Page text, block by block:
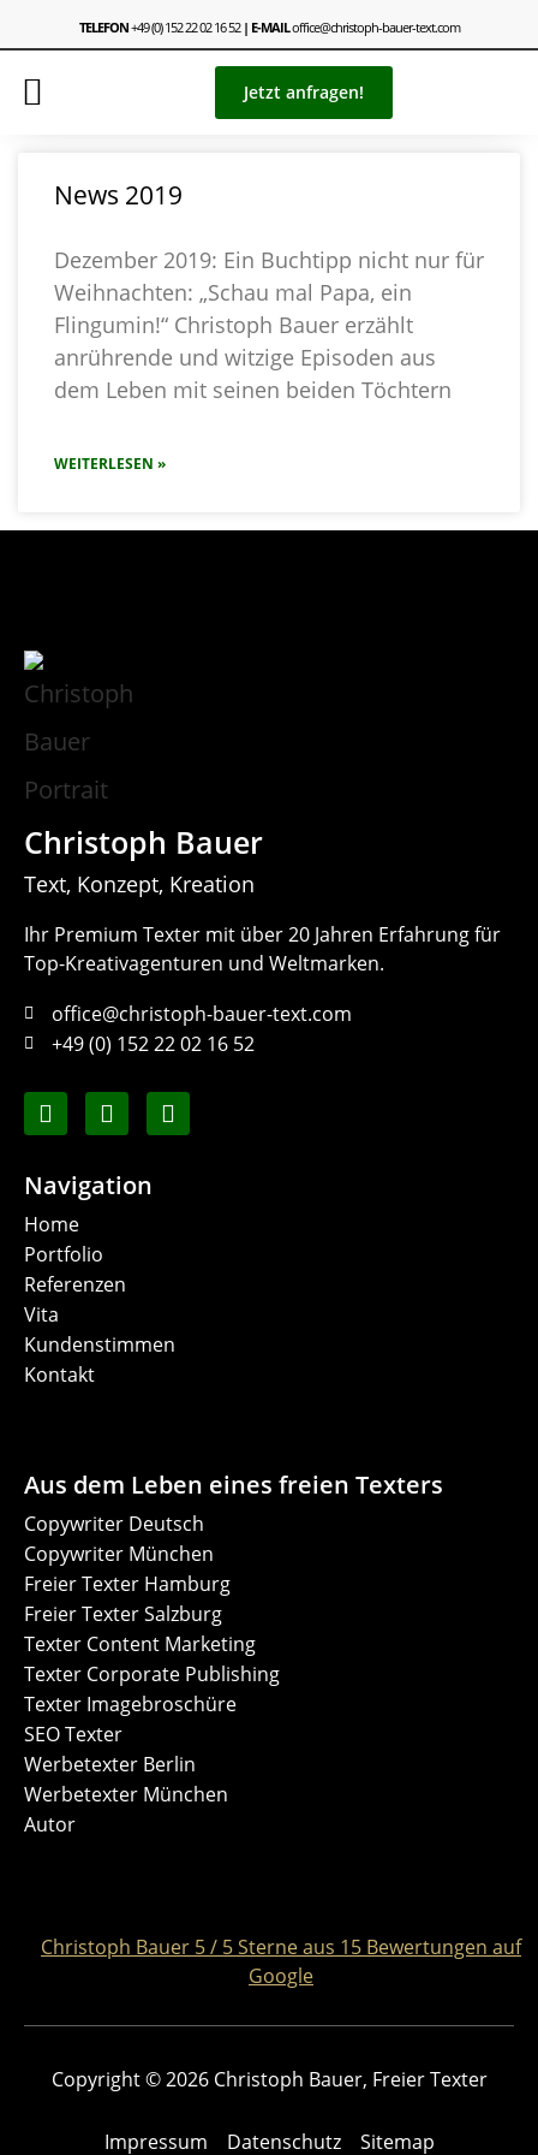
TELEFON+49 (0) 152 22 02 16 52| E-MAILoffice@christoph-bauer-text.com
Jetzt anfragen!
News 2019
Dezember 2019: Ein Buchtipp nicht nur für
Weihnachten: „Schau mal Papa, ein
Flingumin!“ Christoph Bauer erzählt
anrührende und witzige Episoden aus
dem Leben mit seinen beiden Töchtern
WEITERLESEN »
Christoph Bauer
Text, Konzept, Kreation
Ihr Premium Texter mit über 20 Jahren Erfahrung für
Top-Kreativagenturen und Weltmarken.
office@christoph-bauer-text.com
+49 (0) 152 22 02 16 52
Navigation
Home
Portfolio
Referenzen
Vita
Kundenstimmen
Kontakt
Aus dem Leben eines freien Texters
Copywriter Deutsch
Copywriter München
Freier Texter Hamburg
Freier Texter Salzburg
Texter Content Marketing
Texter Corporate Publishing
Texter Imagebroschüre
SEO Texter
Werbetexter Berlin
Werbetexter München
Autor
Christoph Bauer 5/ 5Sterne aus 15 Bewertungen auf
Google
Copyright © 2026 Christoph Bauer, Freier Texter
Impressum Datenschutz Sitemap